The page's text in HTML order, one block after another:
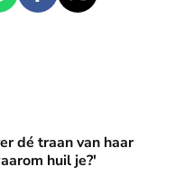
haar moeder: 'Mama
dé traan van haar
huil je?'